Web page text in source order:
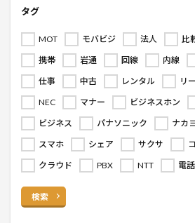
タグ
MOT モバビジ 法人 比
携帯
岩通 回線 内線
仕事
中古 レンタル リ
NEC
マナー ビジネスホン
ビジネス
パナソニック ナカ
スマホ
シェア サクサ
クラウド
PBX NTT 電話
検索